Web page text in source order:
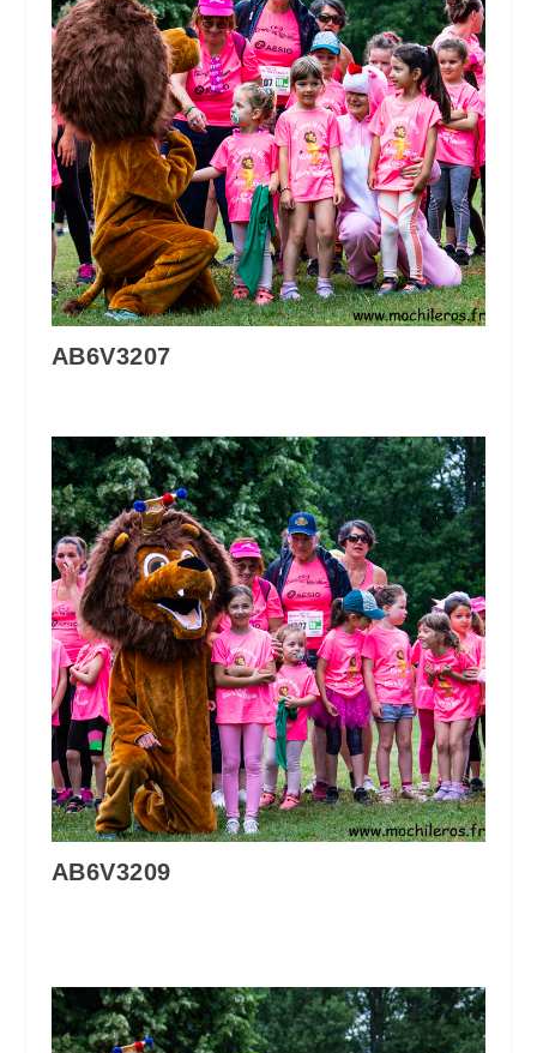
AB6V3207
AB6V3209